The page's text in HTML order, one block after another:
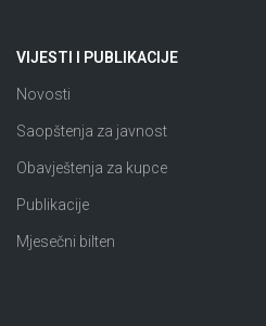
VIJESTI I PUBLIKACIJE
Novosti
Saopštenja za javnost
Obavještenja za kupce
Publikacije
Mjesečni bilten